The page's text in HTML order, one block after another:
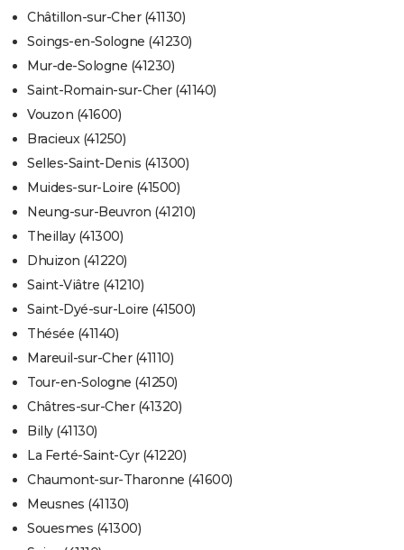
Châtillon-sur-Cher (41130)
Soings-en-Sologne (41230)
Mur-de-Sologne (41230)
Saint-Romain-sur-Cher (41140)
Vouzon (41600)
Bracieux (41250)
Selles-Saint-Denis (41300)
Muides-sur-Loire (41500)
Neung-sur-Beuvron (41210)
Theillay (41300)
Dhuizon (41220)
Saint-Viâtre (41210)
Saint-Dyé-sur-Loire (41500)
Thésée (41140)
Mareuil-sur-Cher (41110)
Tour-en-Sologne (41250)
Châtres-sur-Cher (41320)
Billy (41130)
La Ferté-Saint-Cyr (41220)
Chaumont-sur-Tharonne (41600)
Meusnes (41130)
Souesmes (41300)